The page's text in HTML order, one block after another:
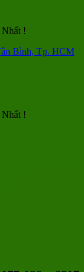
!
Bình, Tp. HCM
!